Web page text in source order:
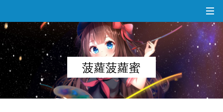
菠蘿菠蘿蜜